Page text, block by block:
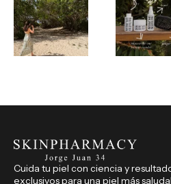
Cuida tu piel con ciencia y
exclusivos para una piel más